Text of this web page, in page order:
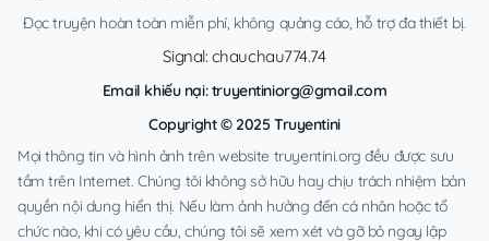
Đọc truyện hoàn toàn miễn phí, không quảng cáo, hỗ trợ đa thiết bị.
Signal: chauchau774.74
Email khiếu nại:truyentiniorg@gmail.com
Copyright © 2025 Truyentini
Mọi thông tin và hình ảnh trên website truyentini.org đều được sưu
tầm trên Internet. Chúng tôi không sở hữu hay chịu trách nhiệm bản
quyền nội dung hiển thị. Nếu làm ảnh hưởng đến cá nhân hoặc tổ
chức nào, khi có yêu cầu, chúng tôi sẽ xem xét và gỡ bỏ ngay lập